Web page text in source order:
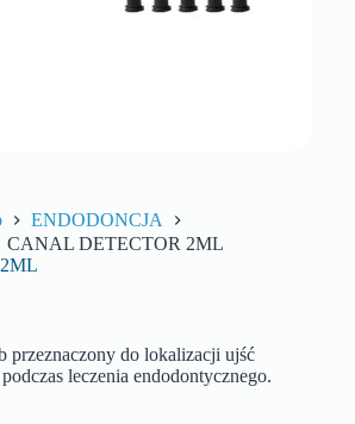
ENDODONCJA
CANAL DETECTOR 2ML
przeznaczony do lokalizacji ujść
leczenia endodontycznego.